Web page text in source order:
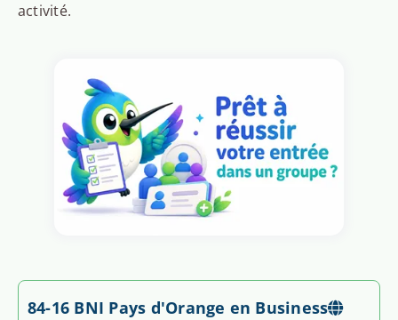
activité.
84-16 BNI Pays d'Orange en Business